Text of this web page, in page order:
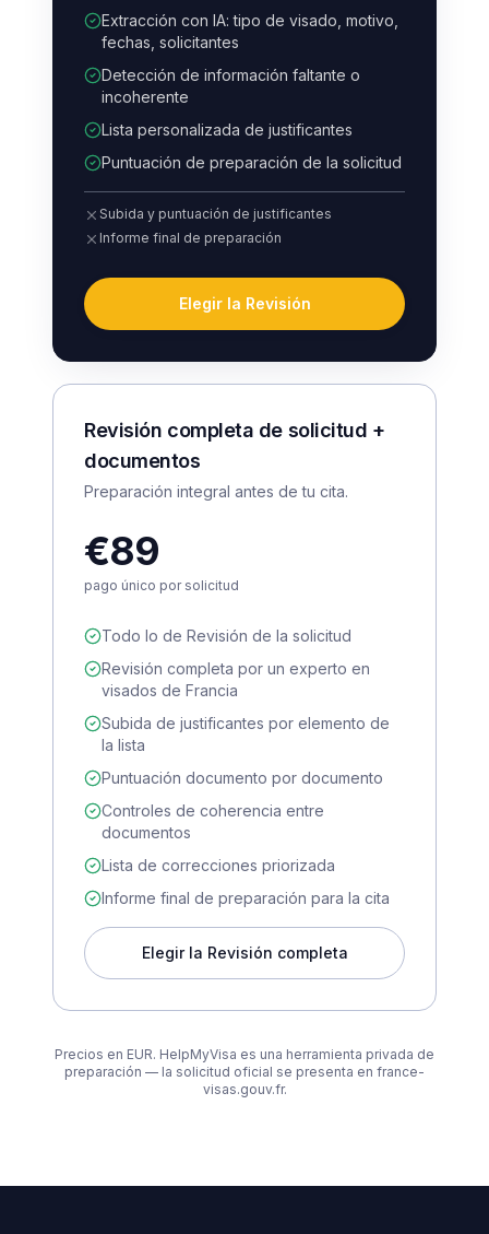
Extracción con IA: tipo de visado, motivo,
fechas, solicitantes
Detección de información faltante o
incoherente
Lista personalizada de justificantes
Puntuación de preparación de la solicitud
Subida y puntuación de justificantes
Informe final de preparación
Elegir la Revisión
Revisión completa de solicitud +
documentos
Preparación integral antes de tu cita.
€89
pago único por solicitud
Todo lo de Revisión de la solicitud
Revisión completa por un experto en
visados de Francia
Subida de justificantes por elemento de
la lista
Puntuación documento por documento
Controles de coherencia entre
documentos
Lista de correcciones priorizada
Informe final de preparación para la cita
Elegir la Revisión completa
Precios en EUR. HelpMyVisa es una herramienta privada de
preparación — la solicitud oficial se presenta en france-
visas.gouv.fr.